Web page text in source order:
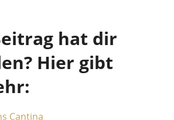
hat dir
Hier gibt